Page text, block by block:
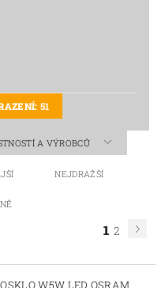
51
A VÝROBCŮ
NEJDRAŽŠÍ
1 2
W5W LED OSRAM